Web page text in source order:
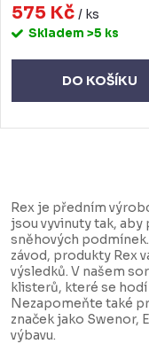
575 Kč / ks
Skladem >5 ks
DO KOŠÍKU
v
l
á
d
a
c
Rex je předním
jsou vyvinuty tak, aby
sněhových
závod, produkty Rex
výsledků. V našem
klisterů, které se
Nezapomeňte také
značek jako Swenor,
výbavu.